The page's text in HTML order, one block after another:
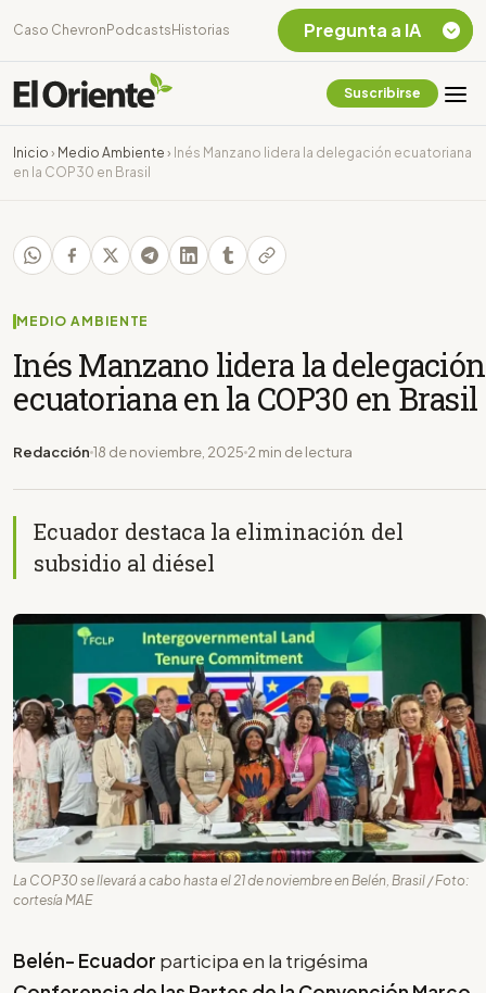
Caso Chevron Podcasts Historias
Suscribirse
Inicio › Medio Ambiente › Inés Manzano lidera la delegación ecuatoriana
en la COP30 en Brasil
MEDIO AMBIENTE
Inés Manzano lidera la delegación
ecuatoriana en la COP30 en Brasil
Redacción 18 de noviembre, 2025 2 min de lectura
Ecuador destaca la eliminación del
subsidio al diésel
La COP30 se llevará a cabo hasta el 21 de noviembre en Belén, Brasil / Foto:
cortesía MAE
Belén- Ecuador participa en la trigésima
Pregunta a IA
Chevron Ecuador